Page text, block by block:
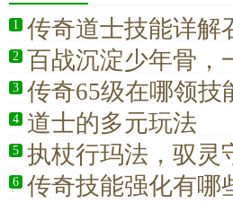
1 传奇道士技能详解
2 百战沉淀少年骨
奇战士青春情怀纪实
3 传奇65级在哪领技
4 道士的多元玩法
5 执杖行玛法，驭
江湖的道士职业
6 传奇技能强化有哪